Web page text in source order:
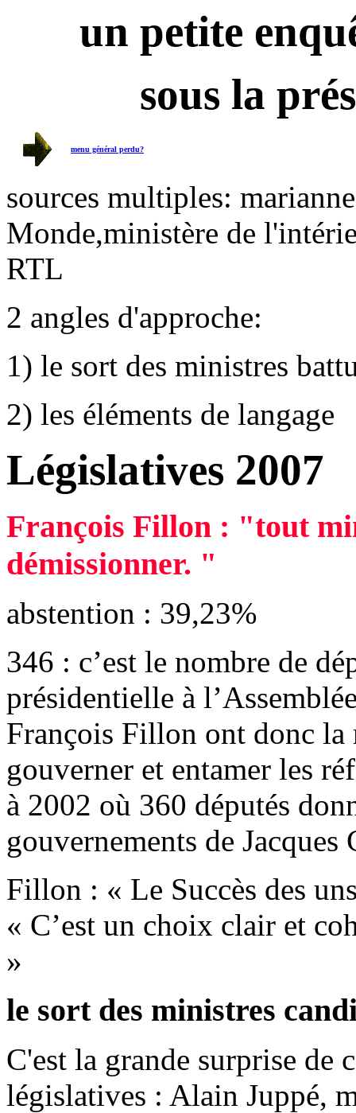
un petite
sous la
menu général perdu?
sources multiples:
Monde,ministère de
RTL
2 angles d'approche:
1) le sort des ministres
2) les éléments de langage
Législatives 2007
François Fillon : "tout
démissionner. "
abstention : 39,23%
346 : c’est le nombre de
présidentielle à
François Fillon ont donc la
gouverner et entamer les
à 2002 où 360 députés
gouvernements de Jacques
Fillon : « Le Succès des
« C’est un choix clair et
»
le sort des ministres
C'est la grande surprise de
législatives : Alain Juppé,